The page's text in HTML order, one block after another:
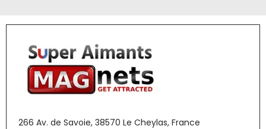
266 Av. de Savoie, 38570 Le Cheylas, France